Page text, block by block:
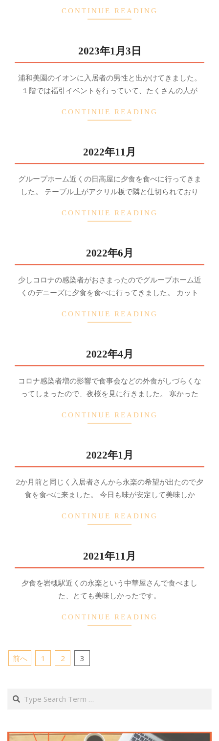
CONTINUE READING
2023年1月3日
04-
浦和美園のイオンに入居者の男性と出かけてきました。
１階では福引イベントを行っていて、たくさんの人が
CONTINUE READING
2022年11月
12-
03
グループホーム近くの日高屋に夕食を食べに行ってきま
した。 テーブル上がアクリル板で隣と仕切られており
CONTINUE READING
2022年6月
11-
少しコロナの感染者がおさまったのでグループホーム近
くのデニーズに夕食を食べに行ってきました。 カット
CONTINUE READING
2022年4月
11-
コロナ感染者増の影響で食事会などの外食がしづらくな
ってしまったので、夜桜を見に行きました。 寒かった
CONTINUE READING
2022年1月
11-
2か月前と同じく入居者さんから永楽の希望が出たので夕
食を食べに来ました。 今日も味が安定して美味しか
CONTINUE READING
2021年11月
02-夕食を岩槻駅近くの永楽という中華屋さんで食べまし
た、とても美味しかったです。
CONTINUE READING
投
ペ
前へ 1 2 3
Search